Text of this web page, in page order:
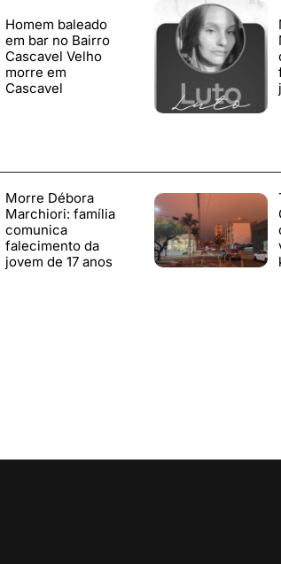
Homem baleado
em bar no Bairro
Cascavel Velho
morre em
Cascavel
Morre Débora
Marchiori: família
comunica
falecimento da
jovem de 17 anos